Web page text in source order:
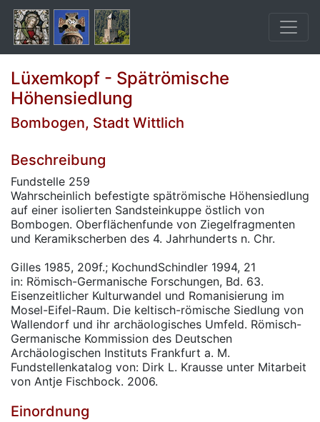
Lüxemkopf - Spätrömische
Höhensiedlung
Bombogen, Stadt Wittlich
Beschreibung
Fundstelle 259
Wahrscheinlich befestigte spätrömische Höhensiedlung
auf einer isolierten Sandsteinkuppe östlich von
Bombogen. Oberflächenfunde von Ziegelfragmenten
und Keramikscherben des 4. Jahrhunderts n. Chr.
Gilles 1985, 209f.; KochundSchindler 1994, 21
in: Römisch-Germanische Forschungen, Bd. 63.
Eisenzeitlicher Kulturwandel und Romanisierung im
Mosel-Eifel-Raum. Die keltisch-römische Siedlung von
Wallendorf und ihr archäologisches Umfeld. Römisch-
Germanische Kommission des Deutschen
Archäologischen Instituts Frankfurt a. M.
Fundstellenkatalog von: Dirk L. Krausse unter Mitarbeit
von Antje Fischbock. 2006.
Einordnung